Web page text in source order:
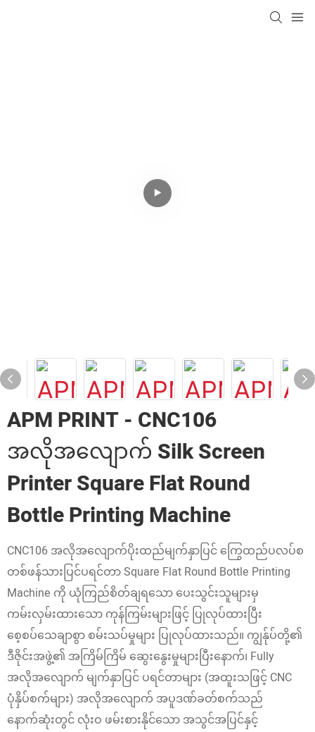
APM PRINT - CNC106
အလိုအလျောက် Silk Screen
Printer Square Flat Round
Bottle Printing Machine
CNC106 အလိုအလျောက်ပိုးထည်မျက်နှာပြင် ကြွေထည်ပလပ်စ
တစ်ဖန်သားပြင်ပရင်တာ Square Flat Round Bottle Printing
Machine ကို ယုံကြည်စိတ်ချရသော ပေးသွင်းသူများမှ
ကမ်းလှမ်းထားသော ကုန်ကြမ်းများဖြင့် ပြုလုပ်ထားပြီး
စေ့စပ်သေချာစွာ စမ်းသပ်မှုများ ပြုလုပ်ထားသည်။ ကျွန်ုပ်တို့၏
ဒီဇိုင်းအဖွဲ့၏ အကြိမ်ကြိမ် ဆွေးနွေးမှုများပြီးနောက်၊ Fully
အလိုအလျောက် မျက်နှာပြင် ပရင်တာများ (အထူးသဖြင့် CNC
ပုံနှိပ်စက်များ) အလိုအလျောက် အပူဒဏ်ခတ်စက်သည်
နောက်ဆုံးတွင် လုံးဝ ဖမ်းစားနိုင်သော အသွင်အပြင်နှင့်